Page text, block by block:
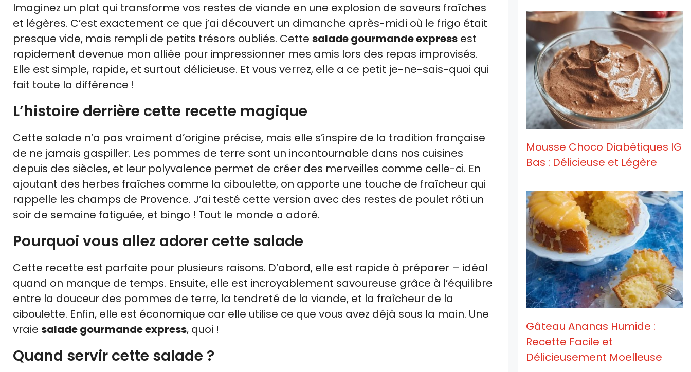
Imaginez un plat qui transforme vos restes de viande en une explosion de saveurs fraîches
et légères. C’est exactement ce que j’ai découvert un dimanche après-midi où le frigo était
presque vide, mais rempli de petits trésors oubliés. Cette salade gourmande express est
rapidement devenue mon alliée pour impressionner mes amis lors des repas improvisés.
Elle est simple, rapide, et surtout délicieuse. Et vous verrez, elle a ce petit je-ne-sais-quoi qui
fait toute la différence !
L’histoire derrière cette recette magique
Cette salade n’a pas vraiment d’origine précise, mais elle s’inspire de la tradition française
de ne jamais gaspiller. Les pommes de terre sont un incontournable dans nos cuisines
depuis des siècles, et leur polyvalence permet de créer des merveilles comme celle-ci. En
ajoutant des herbes fraîches comme la ciboulette, on apporte une touche de fraîcheur qui
rappelle les champs de Provence. J’ai testé cette version avec des restes de poulet rôti un
soir de semaine fatiguée, et bingo ! Tout le monde a adoré.
Pourquoi vous allez adorer cette salade
Cette recette est parfaite pour plusieurs raisons. D’abord, elle est rapide à préparer – idéal
quand on manque de temps. Ensuite, elle est incroyablement savoureuse grâce à l’équilibre
entre la douceur des pommes de terre, la tendreté de la viande, et la fraîcheur de la
ciboulette. Enfin, elle est économique car elle utilise ce que vous avez déjà sous la main. Une
vraie salade gourmande express, quoi !
Quand servir cette salade ?
Mousse Choco Diabétiques IG
Bas : Délicieuse et Légère
Gâteau Ananas Humide :
Recette Facile et
Délicieusement Moelleuse